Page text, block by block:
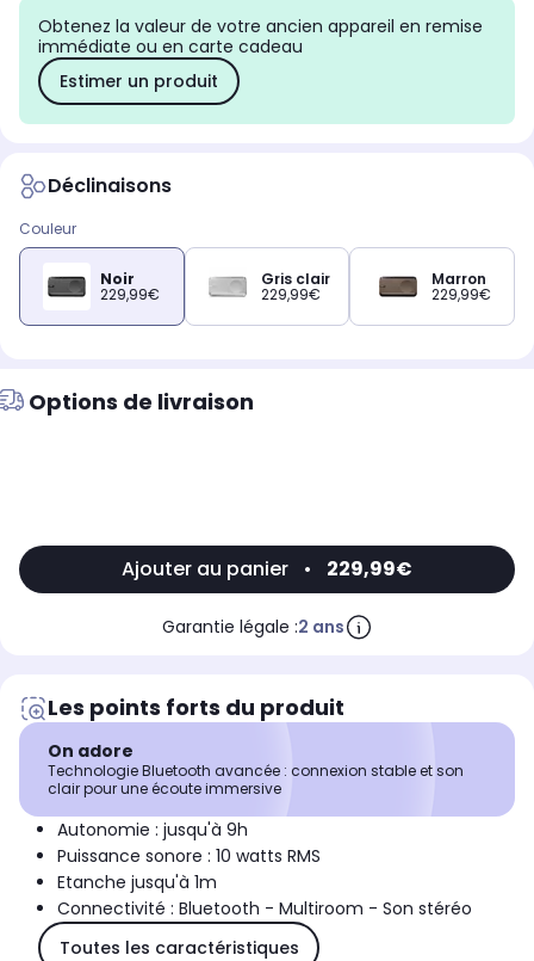
Obtenez la valeur de votre ancien appareil en remise
immédiate ou en carte cadeau
Estimer un produit
Déclinaisons
Couleur
Noir
229,99€
Gris clair
229,99€
Marron
229,99€
Options de livraison
Ajouter au panier • 229,99€
Garantie légale :2 ans
Les points forts du produit
On adore
Technologie Bluetooth avancée : connexion stable et son
clair pour une écoute immersive
Autonomie : jusqu'à 9h
Puissance sonore : 10 watts RMS
Etanche jusqu'à 1m
Connectivité : Bluetooth - Multiroom - Son stéréo
Toutes les caractéristiques